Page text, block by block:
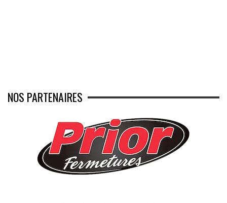
NOS PARTENAIRES